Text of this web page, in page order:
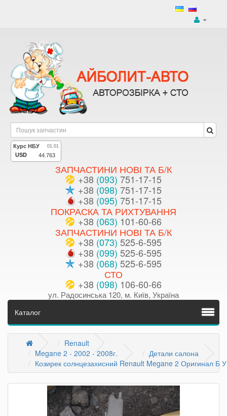
ЗАПЧАСТИНИ НОВІ ТА Б/К
+38 (093) 751-17-15
+38 (098) 751-17-15
+38 (095) 751-17-15
ПОКРАСКА ТА РИХТУВАННЯ
+38 (063) 101-60-66
ЗАПЧАСТИНИ НОВІ ТА Б/К
+38 (073) 525-6-595
+38 (099) 525-6-595
+38 (068) 525-6-595
СТО
+38 (098) 106-60-66
ул. Радосинська 120, м. Київ, Україна
Каталог
Renault
Megane 2 - 2002 - 2008г.
Детали салона
Козирек солнцезахисний Renault Megane 2 Оригинал Б У